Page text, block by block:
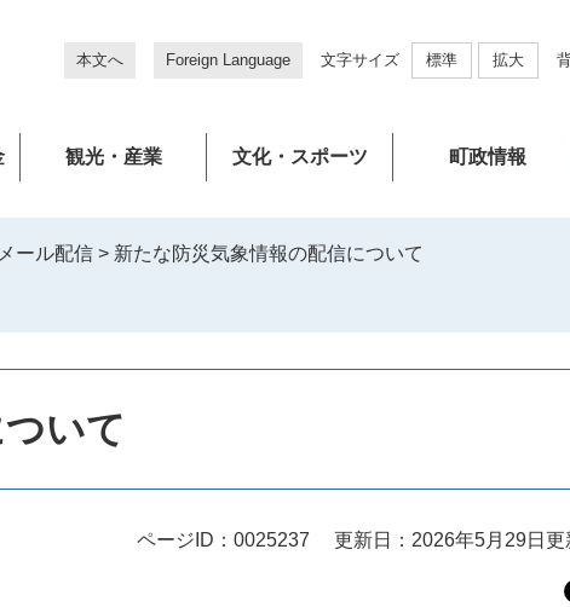
本文へ Foreign Language 文字サイズ 標準 拡大
観光・産業 文化・スポーツ 町政情報
ール配信 > 新たな防災気象情報の配信について
いて
ページID：0025237 更新日：2026年5月29日更